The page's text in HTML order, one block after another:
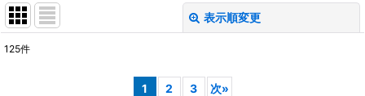
表示順変更
125件
1 2 3 次»